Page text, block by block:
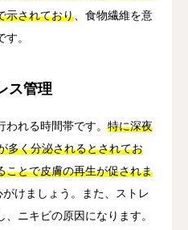
示されており 、食物繊維を意
。
ス管理
れる時間帯です。 特に深夜
多く分泌されるとされてお
ことで皮膚の再生が促されま
けましょう。また、ストレ
ニキビの原因になります。